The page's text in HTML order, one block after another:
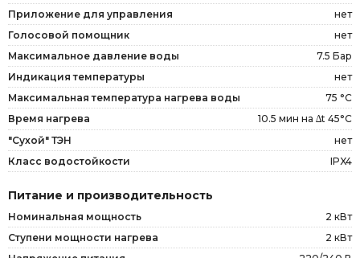
Приложение для управления
нет
Голосовой помощник
нет
Максимальное давление воды
7.5 Бар
Индикация температуры
нет
Максимальная температура нагрева воды
75 °C
Время нагрева
10.5 мин на ∆t 45°C
"Сухой" ТЭН
нет
Класс водостойкости
IPX4
Питание и производительность
Номинальная мощность
2 кВт
Ступени мощности нагрева
2 кВт